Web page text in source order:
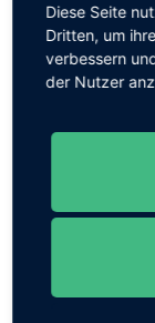
Am Dienstag,
Workshop zum
teil. Vor Ort
aus[…]
Diese Seite
Dritten, um
verbessern
der Nutzer